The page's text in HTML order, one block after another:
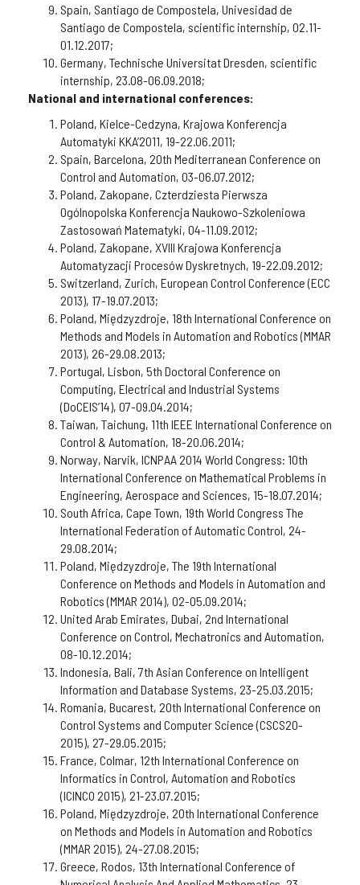
Spain, Santiago de Compostela, Univesidad de
Santiago de Compostela, scientific internship, 02.11-
01.12.2017;
Germany, Technische Universitat Dresden, scientific
internship, 23.08-06.09.2018;
National and international conferences:
Poland, Kielce-Cedzyna, Krajowa Konferencja
Automatyki KKA’2011, 19-22.06.2011;
Spain, Barcelona, 20th Mediterranean Conference on
Control and Automation, 03-06.07.2012;
Poland, Zakopane, Czterdziesta Pierwsza
Ogólnopolska Konferencja Naukowo-Szkoleniowa
Zastosowań Matematyki, 04-11.09.2012;
Poland, Zakopane, XVIII Krajowa Konferencja
Automatyzacji Procesów Dyskretnych, 19-22.09.2012;
Switzerland, Zurich, European Control Conference (ECC
2013), 17-19.07.2013;
Poland, Międzyzdroje, 18th International Conference on
Methods and Models in Automation and Robotics (MMAR
2013), 26-29.08.2013;
Portugal, Lisbon, 5th Doctoral Conference on
Computing, Electrical and Industrial Systems
(DoCEIS’14), 07-09.04.2014;
Taiwan, Taichung, 11th IEEE International Conference on
Control & Automation, 18-20.06.2014;
Norway, Narvik, ICNPAA 2014 World Congress: 10th
International Conference on Mathematical Problems in
Engineering, Aerospace and Sciences, 15-18.07.2014;
South Africa, Cape Town, 19th World Congress The
International Federation of Automatic Control, 24-
29.08.2014;
Poland, Międzyzdroje, The 19th International
Conference on Methods and Models in Automation and
Robotics (MMAR 2014), 02-05.09.2014;
United Arab Emirates, Dubai, 2nd International
Conference on Control, Mechatronics and Automation,
08-10.12.2014;
Indonesia, Bali, 7th Asian Conference on Intelligent
Information and Database Systems, 23-25.03.2015;
Romania, Bucarest, 20th International Conference on
Control Systems and Computer Science (CSCS20-
2015), 27-29.05.2015;
France, Colmar, 12th International Conference on
Informatics in Control, Automation and Robotics
(ICINCO 2015), 21-23.07.2015;
Poland, Międzyzdroje, 20th International Conference
on Methods and Models in Automation and Robotics
(MMAR 2015), 24-27.08.2015;
Greece, Rodos, 13th International Conference of